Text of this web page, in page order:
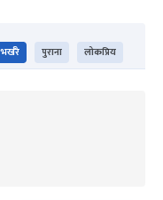
भर्खरै पुराना लोकप्रिय